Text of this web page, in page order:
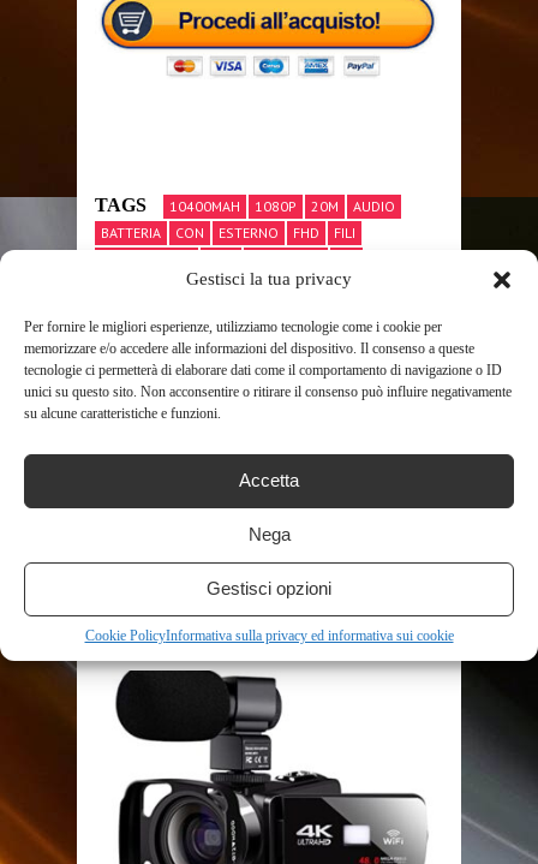
Gestisci la tua privacy
Per fornire le migliori esperienze, utilizziamo tecnologie come i cookie per
memorizzare e/o accedere alle informazioni del dispositivo. Il consenso a queste
tecnologie ci permetterà di elaborare dati come il comportamento di navigazione o ID
unici su questo sito. Non acconsentire o ritirare il consenso può influire negativamente
su alcune caratteristiche e funzioni.
Accetta
Nega
Gestisci opzioni
Cookie PolicyInformativa sulla privacy ed informativa sui cookie
TAGS 10400MAH 1080P 20M
AUDIO
BATTERIA
CON ESTERNO FHD
FILI
RILEVAZIONE SENZA
VIDEOCAMERE DI SORVEGLIANZA
VIE
VISIONE
WIFI
RELATED POSTS